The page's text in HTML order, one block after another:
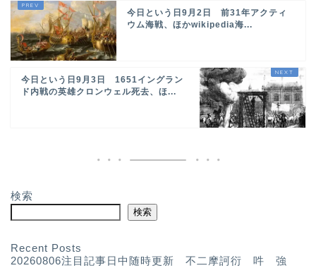
今日という日9月2日 前31年アクティ
ウム海戦、ほかwikipedia海...
今日という日9月3日 1651イングラン
ド内戦の英雄クロンウェル死去、ほ...
検索
検索
Recent Posts
20260806注目記事日中随時更新 不二摩訶衍 吽 強